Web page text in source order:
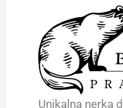
Unikalna nerka